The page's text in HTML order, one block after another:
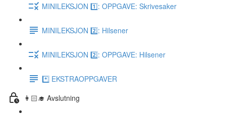
MINILEKSJON 1️⃣: OPPGAVE: Skrivesaker
MINILEKSJON 2️⃣: Hilsener
MINILEKSJON 2️⃣: OPPGAVE: Hilsener
*️⃣ EKSTRAOPPGAVER
👩🏻‍🎓 Avslutning